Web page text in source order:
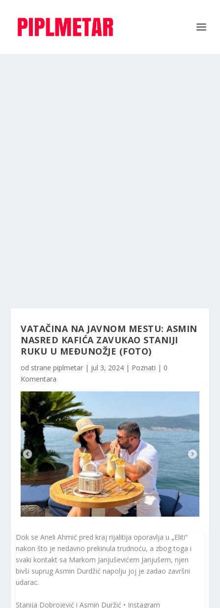
VATAČINA NA JAVNOM MESTU: ASMIN
NASRED KAFIĆA ZAVUKAO STANIJI
RUKU U MEĐUNOŽJE (FOTO)
od stranepiplmetar | jul 3, 2024 | Poznati | 0
Komentara
Dok se Aneli Ahmić pred kraj rijalitija oporavlja u „Eliti“
nakon što je nedavno prekinula trudnoću, a zbog toga i
svaki kontakt sa Markom Janjuševićem Janjušem, njen
bivši suprug Asmin Durdžić napolju joj je zadao završni
udarac.
Stanija Dobrojević i Asmin Duržić • Instagram